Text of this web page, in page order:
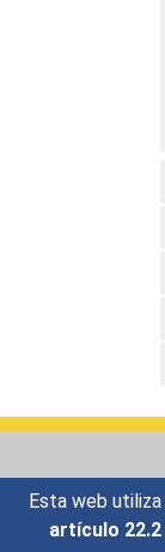
Esta web
artículo 22.2